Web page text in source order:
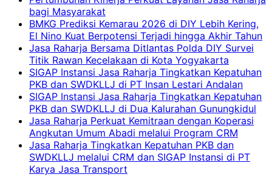
bagi Masyarakat
BMKG Prediksi Kemarau 2026 di DIY Lebih Kering,
El Nino Kuat Berpotensi Terjadi hingga Akhir Tahun
Jasa Raharja Bersama Ditlantas Polda DIY Survei
Titik Rawan Kecelakaan di Kota Yogyakarta
SIGAP Instansi Jasa Raharja Tingkatkan Kepatuhan
PKB dan SWDKLLJ di PT Insan Lestari Andalan
SIGAP Instansi Jasa Raharja Tingkatkan Kepatuhan
PKB dan SWDKLLJ di Dua Kalurahan Gunungkidul
Jasa Raharja Perkuat Kemitraan dengan Koperasi
Angkutan Umum Abadi melalui Program CRM
Jasa Raharja Tingkatkan Kepatuhan PKB dan
SWDKLLJ melalui CRM dan SIGAP Instansi di PT
Karya Jasa Transport